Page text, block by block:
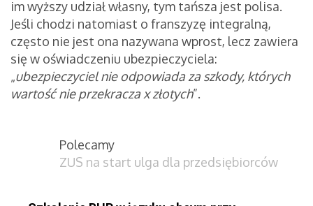
im wyższy udział własny, tym tańsza jest polisa.
Jeśli chodzi natomiast o franszyzę integralną,
często nie jest ona nazywana wprost, lecz zawiera
się w oświadczeniu ubezpieczyciela:
„ubezpieczyciel nie odpowiada za szkody, których
wartość nie przekracza x złotych”.
Polecamy
ZUS na start ulga dla przedsiębiorców